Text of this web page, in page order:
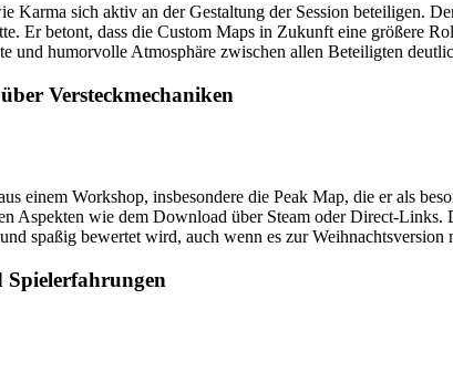
Karma sich aktiv an der Gestaltung der Session beteiligen.
Er betont, dass die Custom Maps in Zukunft eine größere
und humorvolle Atmosphäre zwischen allen Beteiligten
Versteckmechaniken
einem Workshop, insbesondere die Peak Map, die er als
Aspekten wie dem Download über Steam oder Direct-
spaßig bewertet wird, auch wenn es zur
Spielerfahrungen